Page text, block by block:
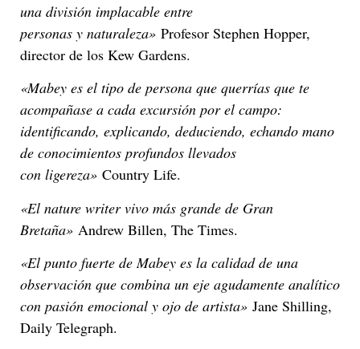
una división implacable entre
personas y naturaleza» Profesor Stephen Hopper,
director de los Kew Gardens.
«Mabey es el tipo de persona que querrías que te
acompañase a cada excursión por el campo:
identificando, explicando, deduciendo, echando mano
de conocimientos profundos llevados
con ligereza» Country Life.
«El nature writer vivo más grande de Gran
Bretaña» Andrew Billen, The Times.
«El punto fuerte de Mabey es la calidad de una
observación que combina un eje agudamente analítico
con pasión emocional y ojo de artista» Jane Shilling,
Daily Telegraph.